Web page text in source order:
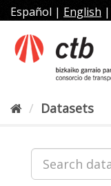
Skip
to
content
Español | English |
Datasets